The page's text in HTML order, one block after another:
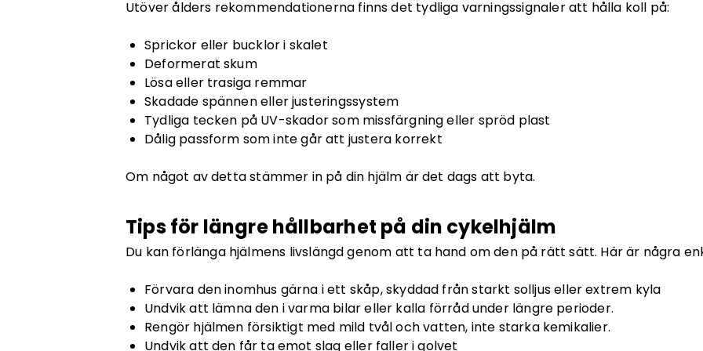
Utöver ålders rekommendationerna finns det tydliga varningssignaler att hålla koll på:
Sprickor eller bucklor i skalet
Deformerat skum
Lösa eller trasiga remmar
Skadade spännen eller justeringssystem
Tydliga tecken på UV-skador som missfärgning eller spröd plast
Dålig passform som inte går att justera korrekt
Om något av detta stämmer in på din hjälm är det dags att byta.
Tips för längre hållbarhet på din cykelhjälm
Du kan förlänga hjälmens livslängd genom att ta hand om den på rätt sätt. Här är några
Förvara den inomhus gärna i ett skåp, skyddad från starkt solljus eller extrem kyla
Undvik att lämna den i varma bilar eller kalla förråd under längre perioder.
Rengör hjälmen försiktigt med mild tvål och vatten, inte starka kemikalier.
Undvik att den får ta emot slag eller faller i golvet